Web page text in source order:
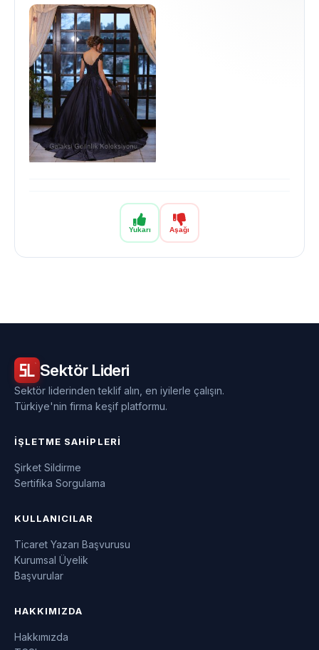
Yukarı Aşağı
Sektör Lideri
Sektör liderinden teklif alın, en iyilerle çalışın.
Türkiye'nin firma keşif platformu.
İŞLETME SAHIPLERI
Şirket Sildirme
Sertifika Sorgulama
KULLANICILAR
Ticaret Yazarı Başvurusu
Kurumsal Üyelik
Başvurular
HAKKIMIZDA
Hakkımızda